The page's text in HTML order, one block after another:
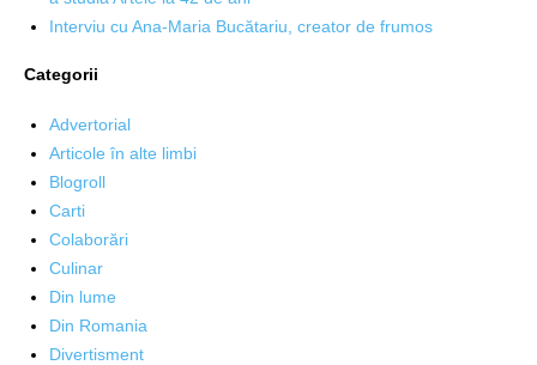
Interviu cu Ana-Maria Bucătariu, creator de frumos
Categorii
Advertorial
Articole în alte limbi
Blogroll
Carti
Colaborări
Culinar
Din lume
Din Romania
Divertisment